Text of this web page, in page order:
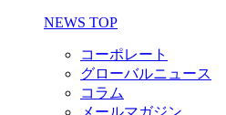
NEWS TOP
コーポレート
グローバルニュース
コラム
メールマガジン